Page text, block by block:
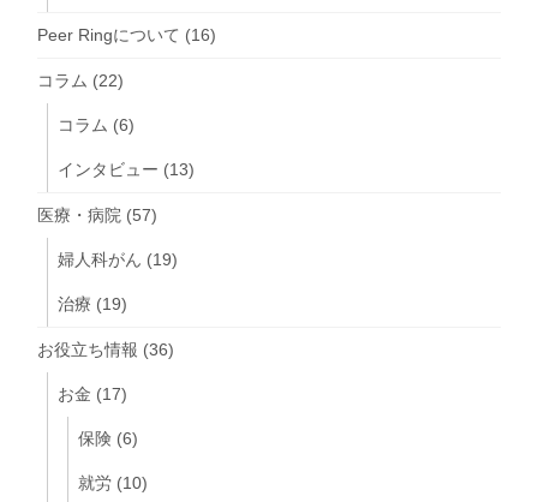
Peer Ringについて (16)
コラム (22)
コラム (6)
インタビュー (13)
医療・病院 (57)
婦人科がん (19)
治療 (19)
お役立ち情報 (36)
お金 (17)
保険 (6)
就労 (10)